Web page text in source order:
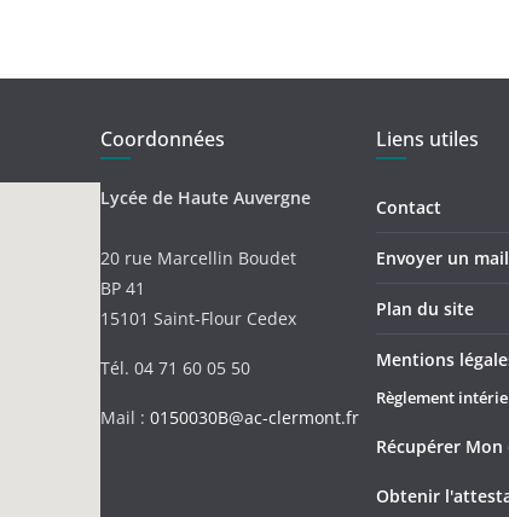
Coordonnées
Lycée de Haute Auvergne
20 rue Marcellin Boudet
BP 41
15101 Saint-Flour Cedex
Tél. 04 71 60 05 50
Mail : 0150030B@ac-clermont.fr
Liens utiles
Contact
Envoyer un
Plan du site
Mentions
Règlement
Récupérer Mon
Obtenir